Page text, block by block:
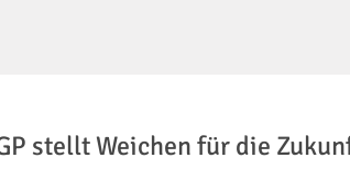
stellt Weichen für die